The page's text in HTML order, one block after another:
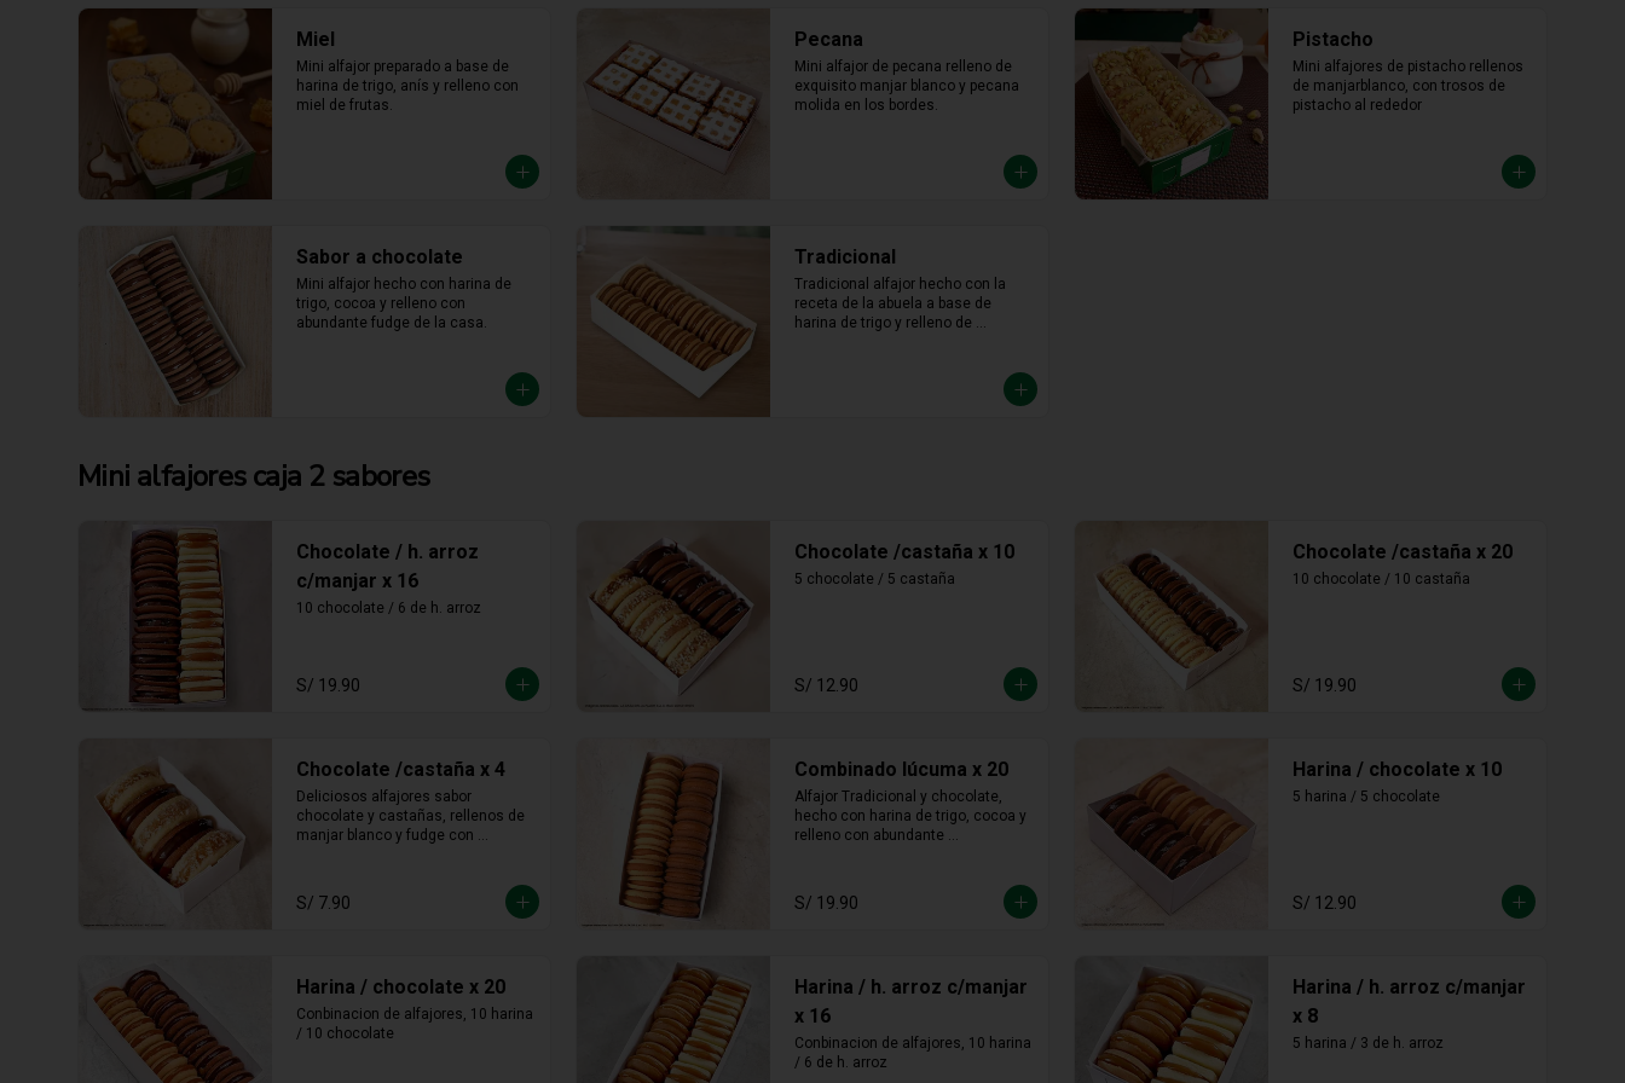
Miel
Mini alfajor preparado a base de
harina de trigo, anís y relleno con
miel de frutas.
Pecana
Mini alfajor de pecana relleno de
exquisito manjar blanco y pecana
molida en los bordes.
Pistacho
Mini alfajores de pistacho rellenos
de manjarblanco, con trosos de
pistacho al rededor
Sabor a chocolate
Mini alfajor hecho con harina de
trigo, cocoa y relleno con
abundante fudge de la casa.
Tradicional
Tradicional alfajor hecho con la
receta de la abuela a base de
harina de trigo y relleno de
Mini alfajores caja 2 sabores
Chocolate / h. arroz
c/manjar x 16
10 chocolate / 6 de h. arroz
S/ 19.90
Chocolate /castaña x 10
5 chocolate / 5 castaña
S/ 12.90
Chocolate /castaña x 20
10 chocolate / 10 castaña
S/ 19.90
Chocolate /castaña x 4
Deliciosos alfajores sabor
chocolate y castañas, rellenos de
manjar blanco y fudge con
S/ 7.90
Combinado lúcuma x 20
Alfajor Tradicional y chocolate,
hecho con harina de trigo, cocoa y
relleno con abundante
S/ 19.90
Harina / chocolate x 10
5 harina / 5 chocolate
S/ 12.90
Harina / chocolate x 20
Conbinacion de alfajores, 10 harina
/ 10 chocolate
Harina / h. arroz c/manjar
x 16
Conbinacion de alfajores, 10 harina
/ 6 de h. arroz
Harina / h. arroz c/manjar
x 8
5 harina / 3 de h. arroz